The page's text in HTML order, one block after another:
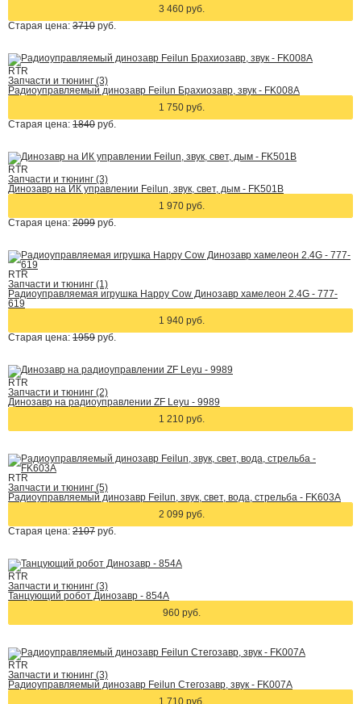
3 460 руб.
Старая цена: 3710 руб.
RTR
Запчасти и тюнинг (3)
Радиоуправляемый динозавр Feilun Брахиозавр, звук - FK008A
1 750 руб.
Старая цена: 1840 руб.
RTR
Запчасти и тюнинг (3)
Динозавр на ИК управлении Feilun, звук, свет, дым - FK501B
1 970 руб.
Старая цена: 2099 руб.
RTR
Запчасти и тюнинг (1)
Радиоуправляемая игрушка Happy Cow Динозавр хамелеон 2.4G - 777-
619
1 940 руб.
Старая цена: 1959 руб.
RTR
Запчасти и тюнинг (2)
Динозавр на радиоуправлении ZF Leyu - 9989
1 210 руб.
RTR
Запчасти и тюнинг (5)
Радиоуправляемый динозавр Feilun, звук, свет, вода, стрельба - FK603A
2 099 руб.
Старая цена: 2107 руб.
RTR
Запчасти и тюнинг (3)
Танцующий робот Динозавр - 854А
960 руб.
RTR
Запчасти и тюнинг (3)
Радиоуправляемый динозавр Feilun Стегозавр, звук - FK007A
1 710 руб.